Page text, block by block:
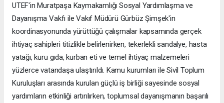
UTEF'in Muratpaşa Kaymakamlığı Sosyal Yardımlaşma ve
Dayanışma Vakfı ile Vakıf Müdürü Gürbüz Şimşek'in
koordinasyonunda yürüttüğü çalışmalar kapsamında gerçek
ihtiyaç sahipleri titizlikle belirlenirken, tekerlekli sandalye, hasta
yatağı, kuru gıda, kurban eti ve temel ihtiyaç malzemeleri
yüzlerce vatandaşa ulaştırıldı. Kamu kurumları ile Sivil Toplum
Kuruluşları arasında kurulan güçlü iş birliği sayesinde sosyal
yardımların etkinliği artırılırken, toplumsal dayanışmanın başarılı